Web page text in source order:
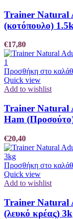
Trainer Natural
(κοτόπουλο)
€17,80
Προσθήκη στο
Quick view
Add to wishlist
Trainer Natural
Ham
€20,40
Προσθήκη στο
Quick view
Add to wishlist
Trainer Natural
(λευκό κρέας)